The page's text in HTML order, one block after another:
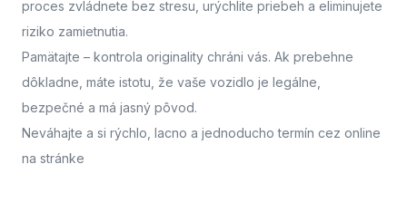
proces zvládnete bez stresu, urýchlite priebeh a eliminujete
riziko zamietnutia.
Pamätajte – kontrola originality chráni vás. Ak prebehne
dôkladne, máte istotu, že vaše vozidlo je legálne,
bezpečné a má jasný pôvod.
Neváhajte a si rýchlo, lacno a jednoducho termín cez online
na stránke